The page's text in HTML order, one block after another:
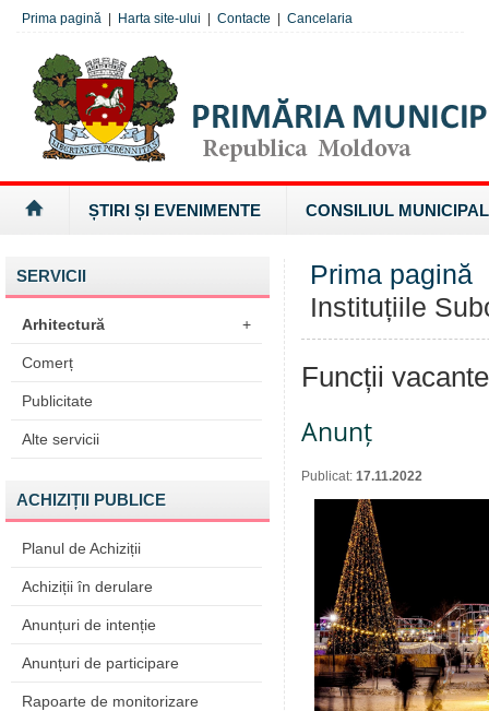
Prima pagină Harta site-ului Contacte Cancelaria
ȘTIRI ȘI EVENIMENTE CONSILIUL MUNICIPAL
SERVICII
Arhitectură +
Comerț
Publicitate
Alte servicii
ACHIZIȚII PUBLICE
Planul de Achiziții
Achiziții în derulare
Anunțuri de intenție
Anunțuri de participare
Rapoarte de monitorizare
Prima pagină
Instituțiile
Funcții
Anunț
Publicat: 17.11.2022